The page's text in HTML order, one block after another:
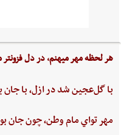
هر لحظه‌ مهر ميهنم،‌ در دل‌
با گل‌عجين‌ شد در ازل،‌ با جان‌
مهر تواي ‌مام ‌وطن،‌ چون‌ جان‌